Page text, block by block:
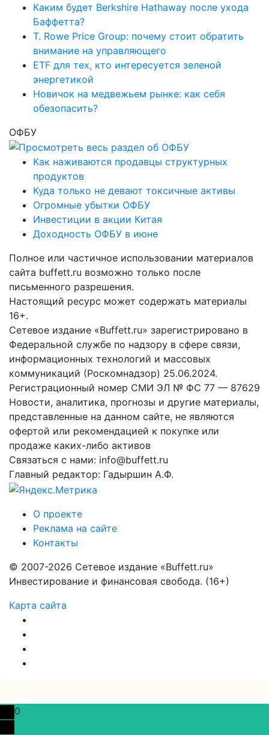
Каким будет Berkshire Hathaway после ухода
Баффетта?
T. Rowe Price Group: почему стоит обратить
внимание на управляющего
ETF для тех, кто интересуется зеленой
энергетикой
Новичок на медвежьем рынке: как себя
обезопасить?
ОФБУ
Как наживаются продавцы структурных
продуктов
Куда только не девают токсичные активы
Огромные убытки ОФБУ
Инвестиции в акции Китая
Доходность ОФБУ в июне
Полное или частичное использовании материалов
сайта buffett.ru возможно только после
письменного разрешения.
Настоящий ресурс может содержать материалы
16+.
Сетевое издание «Buffett.ru» зарегистрировано в
Федеральной службе по надзору в сфере связи,
информационных технологий и массовых
коммуникаций (Роскомнадзор) 25.06.2024.
Регистрационный номер СМИ ЭЛ № ФС 77 — 87629
Новости, аналитика, прогнозы и другие материалы,
представленные на данном сайте, не являются
офертой или рекомендацией к покупке или
продаже каких-либо активов
Связаться с нами: info@buffett.ru
Главный редактор: Гадыршин А.Ф.
О проекте
Реклама на сайте
Контакты
© 2007-2026 Сетевое издание «Buffett.ru»
Инвестирование и финансовая свобода. (16+)
Карта сайта
0